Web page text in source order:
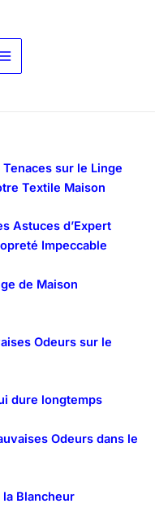
sur le Linge
Textile Maison
Astuces d’Expert
Impeccable
de Maison
Odeurs sur le
dure longtemps
Odeurs dans le
Blancheur